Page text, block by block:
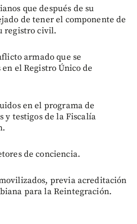
que después de su
de tener el componente de
registro civil.
armado que se
el Registro Único de
en el programa de
y testigos de la Fiscalía
de conciencia.
previa acreditación
para la Reintegración.